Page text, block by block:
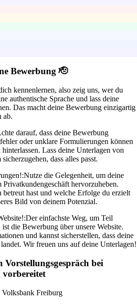
Bewerbung 🫡
kennenlernen, also zeig uns, wer du
authentische Sprache und lass deine
Das macht deine Bewerbung einzigartig
ab.
darauf, dass deine Bewerbung
oder unklare Formulierungen können
Lass deine Unterlagen von
dass alles passt.
Nutze die Gelegenheit, um deine
hervorzuheben.
hast und welche Erfolge du erzielt
Bild von deinem Potenzial.
Der einfachste Weg, um Teil
ist die Bewerbung über unsere Website.
und kannst sicherstellen, dass deine
Wir freuen uns auf deine Unterlagen!
Vorstellungsgespräch bei
Freiburg